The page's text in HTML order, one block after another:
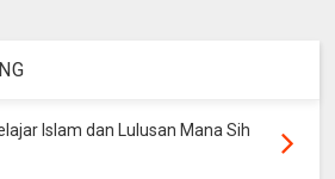
Islam dan Lulusan Mana Sih